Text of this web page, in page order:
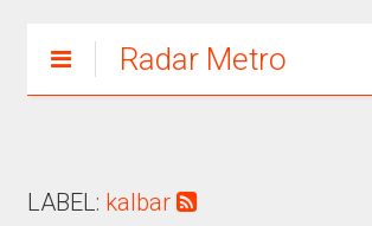
Radar Metro
LABEL: kalbar